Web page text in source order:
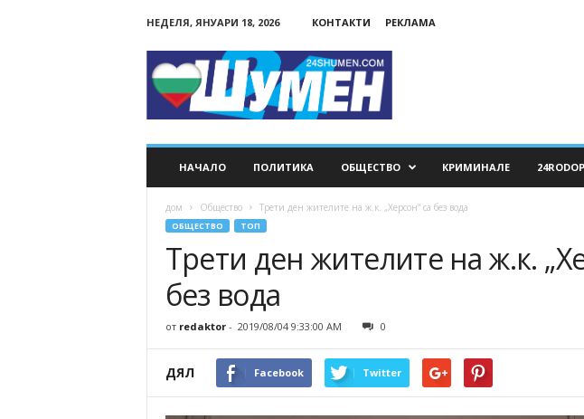
НЕДЕЛЯ, ЯНУАРИ 18, 2026 КОНТАКТИ РЕКЛАМА
НАЧАЛО ПОЛИТИКА ОБЩЕСТВО КРИМИНАЛЕ
дом Общество Трети ден жителите на ж.к. „Херсон“ са без вода
ОБЩЕСТВО ТОП
Трети ден жителите на ж.к.
без вода
от redaktor- 2019/08/04 9:33:00 AM 0
ДЯЛ Facebook Twitter